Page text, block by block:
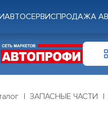
АВТОСЕРВИСПРОДАЖА
ЗАПАСНЫЕ ЧАСТИ